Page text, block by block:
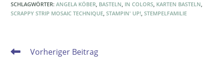
SCHLAGWÖRTER:ANGELA KÖBER, BASTELN, IN COLORS, KARTEN BASTELN,
SCRAPPY STRIP MOSAIC TECHNIQUE, STAMPIN' UP!, STEMPELFAMILIE
Vorheriger Beitrag